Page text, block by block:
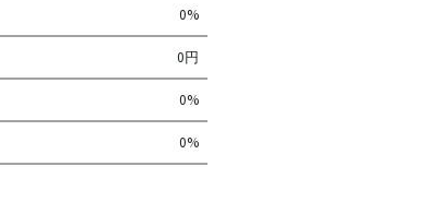
0%
0円
0%
0%